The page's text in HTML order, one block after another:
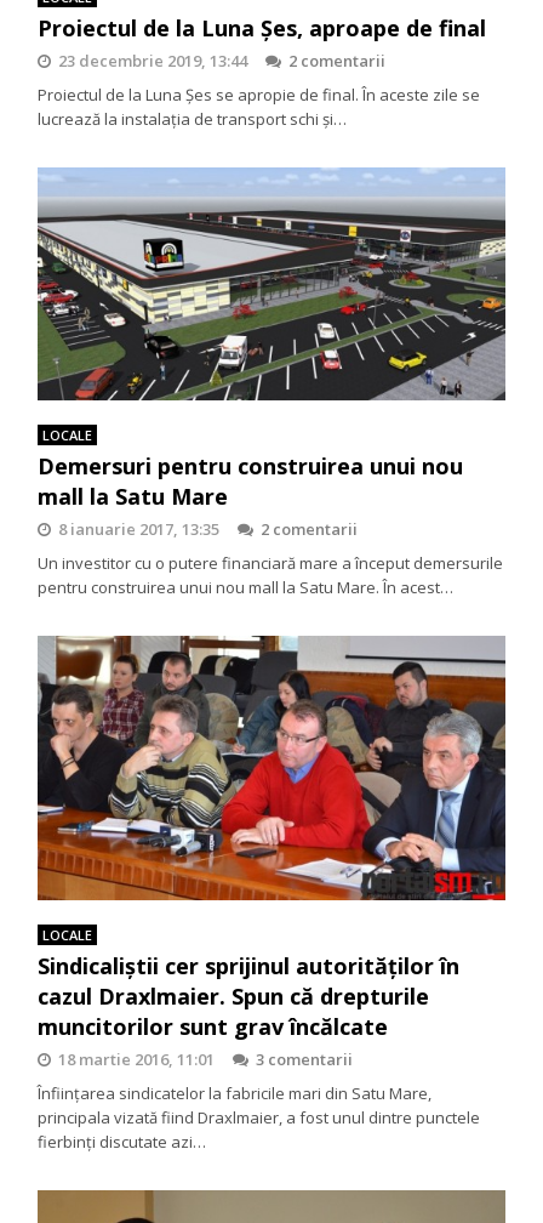
Proiectul de la Luna Șes, aproape de final
23 decembrie 2019, 13:44
2 comentarii
Proiectul de la Luna Șes se apropie de final. În aceste zile se
lucrează la instalația de transport schi și…
LOCALE
Demersuri pentru construirea unui nou
mall la Satu Mare
8 ianuarie 2017, 13:35
2 comentarii
Un investitor cu o putere financiară mare a început demersurile
pentru construirea unui nou mall la Satu Mare. În acest…
LOCALE
Sindicaliștii cer sprijinul autorităților în
cazul Draxlmaier. Spun că drepturile
muncitorilor sunt grav încălcate
18 martie 2016, 11:01
3 comentarii
Înființarea sindicatelor la fabricile mari din Satu Mare,
principala vizată fiind Draxlmaier, a fost unul dintre punctele
fierbinți discutate azi…